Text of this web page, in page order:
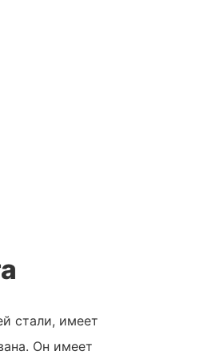
стали, имеет
Он имеет